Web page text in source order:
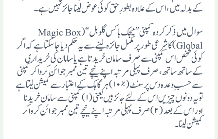
کے بدلہ میں، اس کے علاوہ بطور ِ حق کوئی عوض لینا جائز نہیں ہے۔
سوال میں ذکر کردہ کمپنی ”میجک باکس گلوبل“(Magic Box
Global) کا شرعی طور پر مکمل جائزہ لینے سے یہ حکم دیا جاسکتا ہے کہ اگر
کوئی شخص اس کمپنی سے صرف سامان خریدتا ہے یا سامان کی خریداری
کے ساتھ ساتھ، صرف پہلی مرتبہ اپنے نیچے تین ممبرجوائن کرواکر کمپنی
سے حسب ِ وعدہ دس پرسنٹ( ٪۱۰) ہر گاہک کے اعتبار سے کمیشن لیتا ہے
تویہ دونوں چیزیں اس کے لئے جائز ہیں یعنی(۱) کمپنی سے سامان خریدنا
اور اس کے بعد (۲)صرف پہلی مرتبہ اپنے نیچے تین ممبر جوائن کرواکر
کمیشن لینا۔